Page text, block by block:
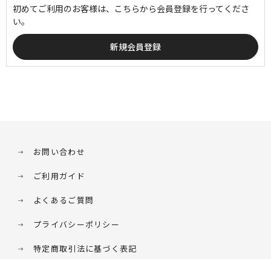
初めてご利用のお客様は、こちらから会員登録を行ってくださ
い。
お問い合わせ
ご利用ガイド
よくあるご質問
プライバシーポリシー
特定商取引法に基づく表記